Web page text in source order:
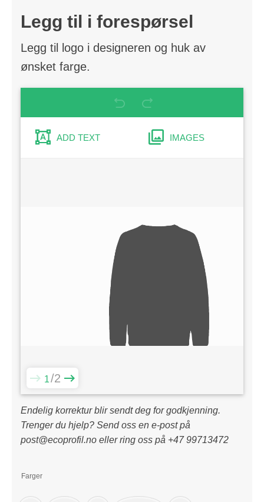
Legg til i forespørsel
Legg til logo i designeren og huk av
ønsket farge.
ADD TEXT IMAGES
1 2
Endelig korrektur blir sendt deg for godkjenning.
Trenger du hjelp? Send oss en e-post på
post@ecoprofil.no eller ring oss på +47 99713472
Farger